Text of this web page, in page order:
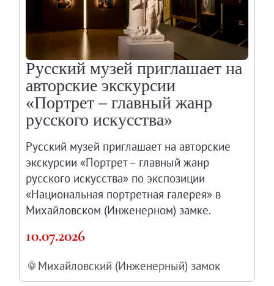
Русский музей приглашает на
авторские экскурсии
«Портрет – главный жанр
русского искусства»
Русский музей приглашает на авторские
экскурсии «Портрет – главный жанр
русского искусства» по экспозиции
«Национальная портретная галерея» в
Михайловском (Инженерном) замке.
10.07.2026
Михайловский (Инженерный) замок